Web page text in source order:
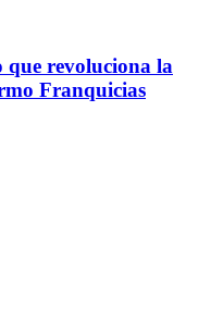
que revoluciona la
Franquicias